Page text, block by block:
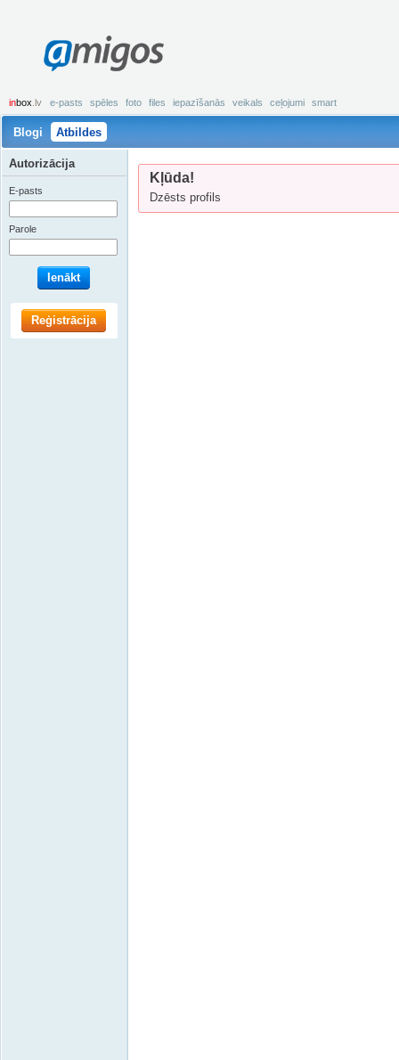
amigos
inbox .lv e-pasts spēles foto files iepazīšanās veikals ceļojumi smart
Blogi Atbildes
Kļūda!
Dzēsts profils
Autorizācija
E-pasts
Parole
Ienākt
Reģistrācija